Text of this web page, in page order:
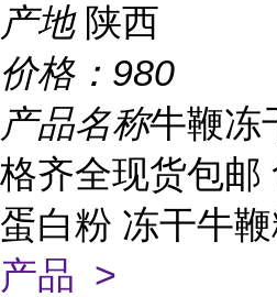
产地 陕西
价格： 980
产品名称牛鞭冻
格齐全现货包邮
蛋白粉 冻干牛
产品 >